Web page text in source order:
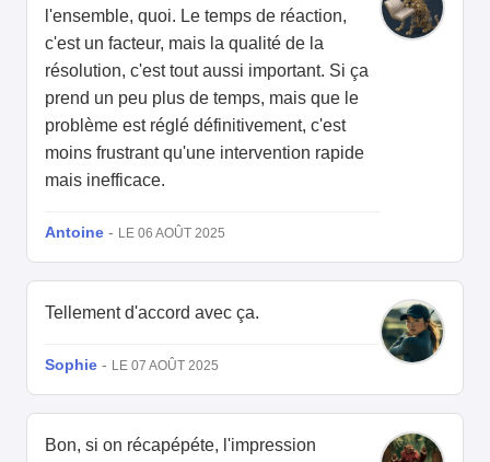
l'ensemble, quoi. Le temps de réaction,
c'est un facteur, mais la qualité de la
résolution, c'est tout aussi important. Si ça
prend un peu plus de temps, mais que le
problème est réglé définitivement, c'est
moins frustrant qu'une intervention rapide
mais inefficace.
Antoine - LE 06 AOÛT 2025
Tellement d'accord avec ça.
Sophie - LE 07 AOÛT 2025
Bon, si on récapépéte, l'impression